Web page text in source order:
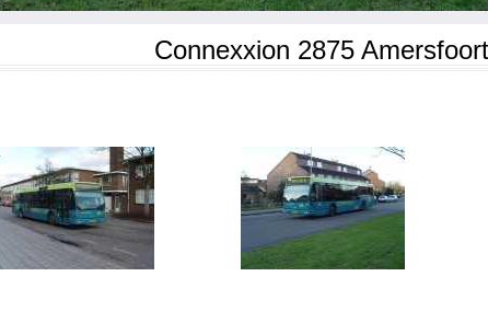
Connexxion 2875 Amersfoort